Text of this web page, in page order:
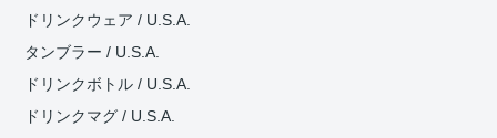
ドリンクウェア / U.S.A.
タンブラー / U.S.A.
ドリンクボトル / U.S.A.
ドリンクマグ / U.S.A.